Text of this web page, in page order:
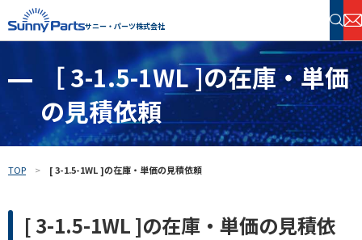
サニー・パーツ株式会社
半導体・電子部品 在庫検索
フリーワードで探す
［ 3-1.5-1WL ]の在庫・単価
の見積依頼
TOP [ 3-1.5-1WL ]の在庫・単価の見積依頼
[ 3-1.5-1WL ]の在庫・単価の見積依